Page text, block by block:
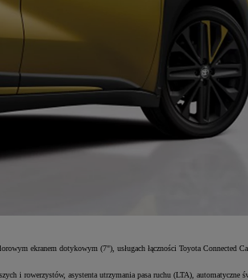
ekranem dotykowym (7"), usługach łączności Toyota Connected
i rowerzystów, asystenta utrzymania pasa ruchu (LTA), automatyczne